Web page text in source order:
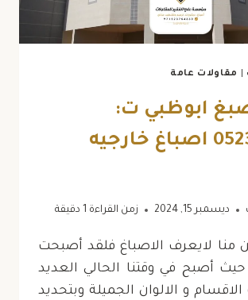
مقاولات عامة
ابوظبي ت:
0523754330 اصباغ خارجيه
ديسمبر 15, 2024 زمن القراءة دقيقة
منا لايعرف الاصباغ فلقد أصبحت
أصبح في وقتنا الحالي العديد
الاقسام و الالوان الجميلة وبتحديد